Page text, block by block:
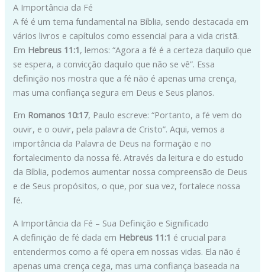
A Importância da Fé
A fé é um tema fundamental na Bíblia, sendo destacada em
vários livros e capítulos como essencial para a vida cristã.
Em Hebreus 11:1, lemos: “Agora a fé é a certeza daquilo que
se espera, a convicção daquilo que não se vê”. Essa
definição nos mostra que a fé não é apenas uma crença,
mas uma confiança segura em Deus e Seus planos.
Em Romanos 10:17, Paulo escreve: “Portanto, a fé vem do
ouvir, e o ouvir, pela palavra de Cristo”. Aqui, vemos a
importância da Palavra de Deus na formação e no
fortalecimento da nossa fé. Através da leitura e do estudo
da Bíblia, podemos aumentar nossa compreensão de Deus
e de Seus propósitos, o que, por sua vez, fortalece nossa
fé.
A Importância da Fé – Sua Definição e Significado
A definição de fé dada em Hebreus 11:1 é crucial para
entendermos como a fé opera em nossas vidas. Ela não é
apenas uma crença cega, mas uma confiança baseada na